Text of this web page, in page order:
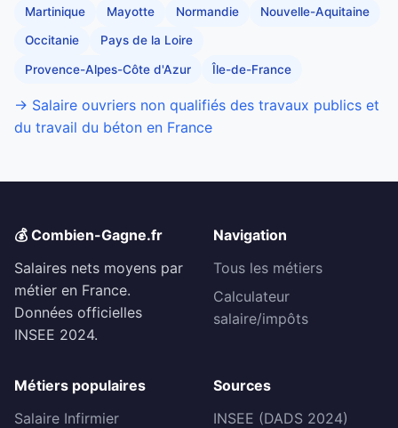
Martinique Mayotte Normandie Nouvelle-Aquitaine
Occitanie Pays de la Loire
Provence-Alpes-Côte d'Azur Île-de-France
→ Salaire ouvriers non qualifiés des travaux publics et
du travail du béton en France
💰 Combien-Gagne.fr
Salaires nets moyens par
métier en France.
Données officielles
INSEE 2024.
Navigation
Tous les métiers
Calculateur
salaire/impôts
Métiers populaires
Salaire Infirmier
Sources
INSEE (DADS 2024)